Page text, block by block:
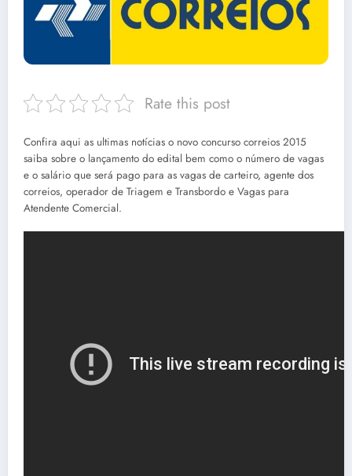
Rate this post
Confira aqui as ultimas notícias o novo concurso correios 2015
saiba sobre o lançamento do edital bem como o número de vagas
e o salário que será pago para as vagas de carteiro, agente dos
correios, operador de Triagem e Transbordo e Vagas para
Atendente Comercial.